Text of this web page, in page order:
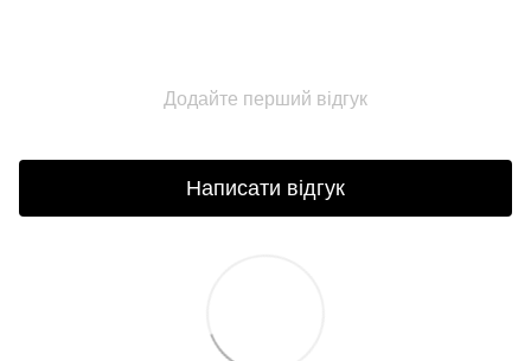
Додайте перший відгук
Написати відгук